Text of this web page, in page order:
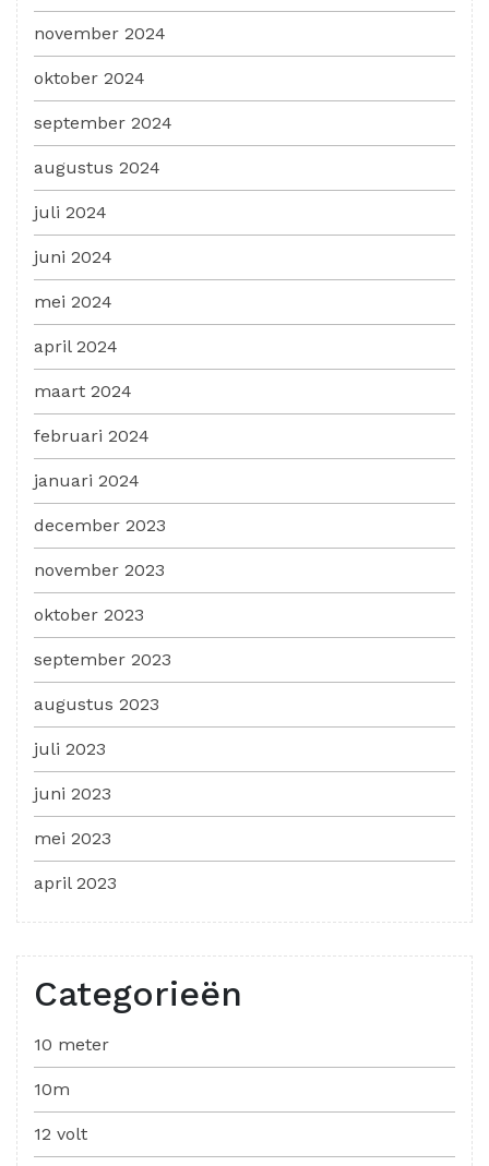
november 2024
oktober 2024
september 2024
augustus 2024
juli 2024
juni 2024
mei 2024
april 2024
maart 2024
februari 2024
januari 2024
december 2023
november 2023
oktober 2023
september 2023
augustus 2023
juli 2023
juni 2023
mei 2023
april 2023
Categorieën
10 meter
10m
12 volt